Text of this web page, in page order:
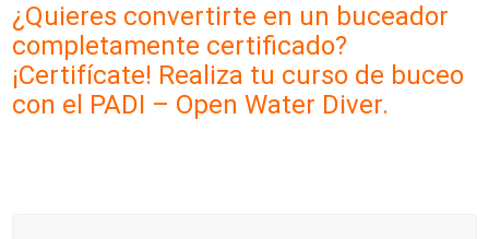
¿Quieres convertirte en un buceador
completamente certificado?
¡Certifícate! Realiza tu curso de buceo
con el PADI – Open Water Diver.